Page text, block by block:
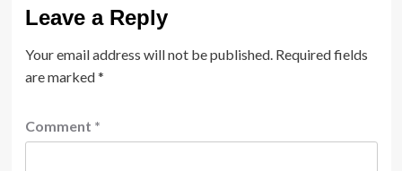
Leave a Reply
Your email address will not be published. Required fields
are marked*
Comment *